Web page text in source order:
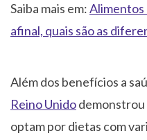
Saiba mais em:Alimentos
afinal, quais são as
Além dos benefícios a
Reino Unidodemonstrou
optam por dietas com